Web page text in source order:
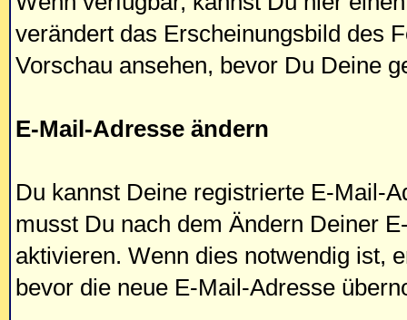
verändert das Erscheinungsbild des
Vorschau ansehen, bevor Du Deine
E-Mail-Adresse ändern
Du kannst Deine registrierte E-Mail-
musst Du nach dem Ändern Deiner
aktivieren. Wenn dies notwendig ist,
bevor die neue E-Mail-Adresse